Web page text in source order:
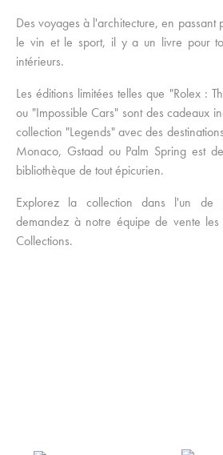
Des voyages à l'architecture, en passant
le vin et le sport, il y a un livre pour
intérieurs.
Les éditions limitées telles que "Rolex :
ou "Impossible Cars" sont des cadeaux
collection "Legends" avec des
Monaco, Gstaad ou Palm Spring est
bibliothèque de tout épicurien.
Explorez la collection dans l'un de
demandez à notre équipe de vente
Collections.